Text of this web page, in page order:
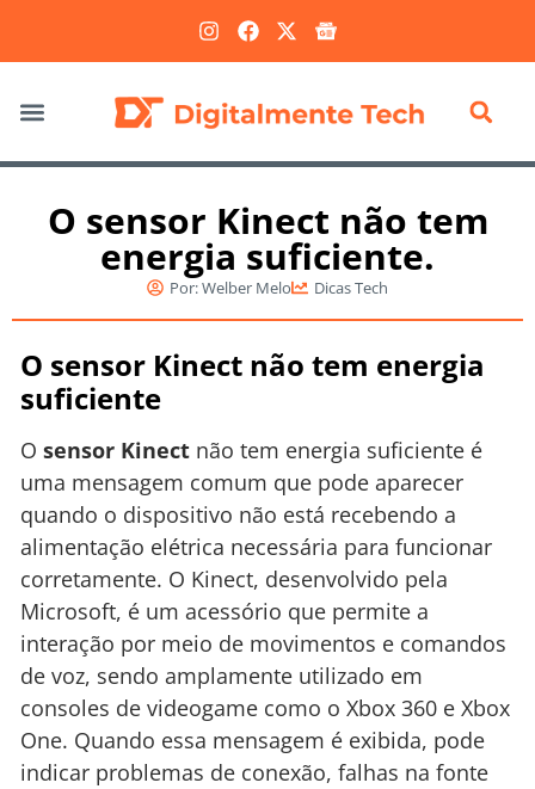
O sensor Kinect não tem
energia suficiente.
Por:Welber Melo Dicas Tech
O sensor Kinect não tem energia
suficiente
O sensor Kinect não tem energia suficiente é
uma mensagem comum que pode aparecer
quando o dispositivo não está recebendo a
alimentação elétrica necessária para funcionar
corretamente. O Kinect, desenvolvido pela
Microsoft, é um acessório que permite a
interação por meio de movimentos e comandos
de voz, sendo amplamente utilizado em
consoles de videogame como o Xbox 360 e Xbox
One. Quando essa mensagem é exibida, pode
indicar problemas de conexão, falhas na fonte